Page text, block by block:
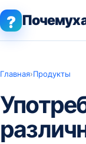
?
Главная›Продукты